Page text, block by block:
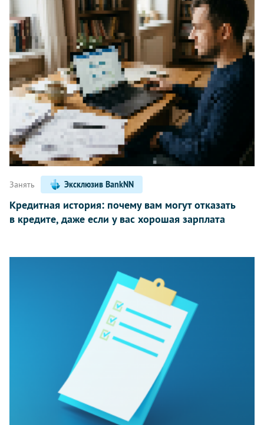
Занять Эксклюзив BankNN
Кредитная история: почему вам могут отказать
в кредите, даже если у вас хорошая зарплата